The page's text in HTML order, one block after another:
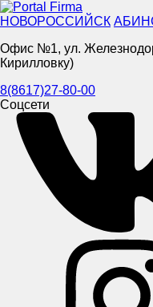
НОВОРОССИЙСК
Офис №1, ул.
Кирилловку)
8(8617)27-80-00
Соцсети